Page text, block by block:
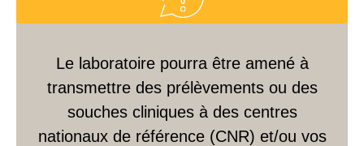
Le laboratoire pourra être amené à
transmettre des prélèvements ou des
souches cliniques à des centres
nationaux de référence (CNR) et/ou vos